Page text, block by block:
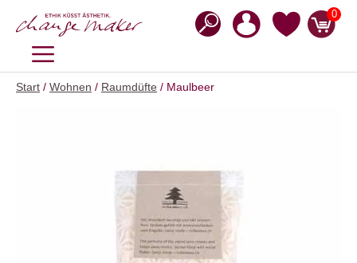
Inhalt
0
MENÜ
Start / Wohnen / Raumdüfte / Maulbeer